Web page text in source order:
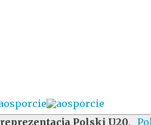
reprezentacja Polski U20.